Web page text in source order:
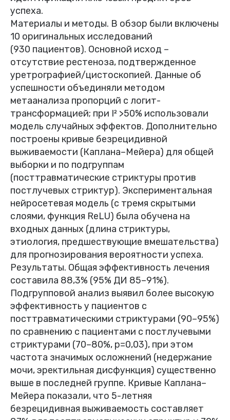
успеха.
Материалы и методы. В обзор были включены
10 оригинальных исследований
(930 пациентов). Основной исход –
отсутствие рестеноза, подтвержденное
уретрографией/цистоскопией. Данные об
успешности объединяли методом
метаанализа пропорций с логит-
трансформацией; при I² >50% использовали
модель случайных эффектов. Дополнительно
построены кривые безрецидивной
выживаемости (Каплана–Мейера) для общей
выборки и по подгруппам
(посттравматические стриктуры против
постлучевых стриктур). Экспериментальная
нейросетевая модель (с тремя скрытыми
слоями, функция ReLU) была обучена на
входных данных (длина стриктуры,
этиология, предшествующие вмешательства)
для прогнозирования вероятности успеха.
Результаты. Общая эффективность лечения
составила 88,3% (95% ДИ 85–91%).
Подгрупповой анализ выявил более высокую
эффективность у пациентов с
посттравматическими стриктурами (90–95%)
по сравнению с пациентами с постлучевыми
стриктурами (70–80%, p=0,03), при этом
частота значимых осложнений (недержание
мочи, эректильная дисфункция) существенно
выше в последней группе. Кривые Каплана–
Мейера показали, что 5-летняя
безрецидивная выживаемость составляет